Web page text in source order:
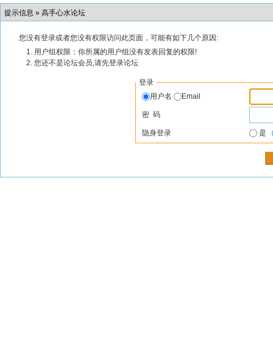
提示信息 » 高手心水论坛
您没有登录或者您没有权限访问此页面，可能有如下几个原因:
用户组权限：你所属的用户组没有发表回复的权限!
您还不是论坛会员,请先登录论坛
登录
用户名
Email
密 码
隐身登录 是